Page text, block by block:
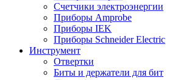
Счетчики электроэнергии
Приборы Amprobe
Приборы IEK
Приборы Schneider Electric
Инструмент
Отвертки
Биты и держатели для бит